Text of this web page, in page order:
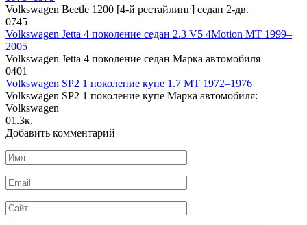
Volkswagen Beetle 1200 [4-й рестайлинг] седан 2-дв.
0745
Volkswagen Jetta 4 поколение седан 2.3 V5 4Motion MT 1999–
2005
Volkswagen Jetta 4 поколение седан Марка автомобиля
0401
Volkswagen SP2 1 поколение купе 1.7 MT 1972–1976
Volkswagen SP2 1 поколение купе Марка автомобиля:
Volkswagen
01.3к.
Добавить комментарий
Имя
*
Email
*
Сайт